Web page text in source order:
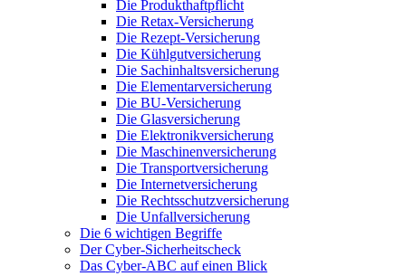
Die Produkthaftpflicht
Die Retax-Versicherung
Die Rezept-Versicherung
Die Kühlgutversicherung
Die Sachinhaltsversicherung
Die Elementarversicherung
Die BU-Versicherung
Die Glasversicherung
Die Elektronikversicherung
Die Maschinenversicherung
Die Transportversicherung
Die Internetversicherung
Die Rechtsschutzversicherung
Die Unfallversicherung
Die 6 wichtigen Begriffe
Der Cyber-Sicher­heits­check
Das Cyber-ABC auf einen Blick